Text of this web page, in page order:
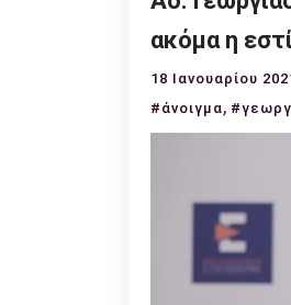
ακόμα η
18 Ιανουαρίου
#άνοιγμα,